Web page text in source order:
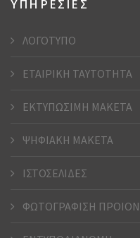
ΥΠΗΡΕΣΙΕΣ
ΛΟΓΟΤΥΠΟ
ΕΤΑΙΡΙΚΗ ΤΑΥΤΟΤΗΤΑ
ΕΚΤΥΠΩΣΙΜΗ ΜΑΚΕΤΑ
ΨΗΦΙΑΚΗ ΜΑΚΕΤΑ
ΙΣΤΟΣΕΛΙΔΕΣ
ΦΩΤΟΓΡΑΦΙΣΗ